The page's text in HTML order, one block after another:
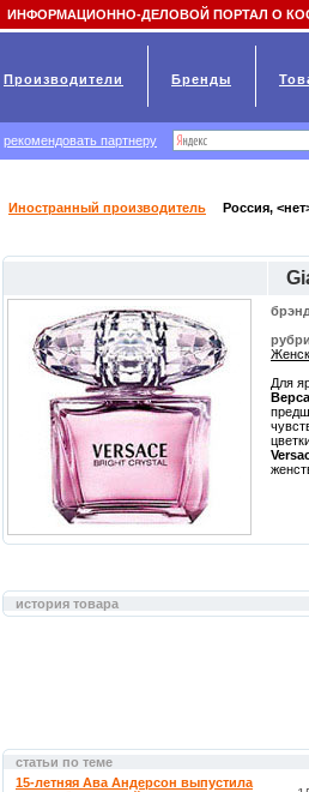
Иностранный производитель Россия,
Для
история товара
статьи по теме
15-летняя Ава Андерсон выпустила
ИНФОРМАЦИОННО-ДЕЛОВОЙ ПОРТАЛ О
Производители Бренды
рекомендовать партнеру